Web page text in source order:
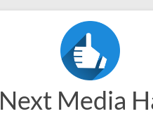
Next Media